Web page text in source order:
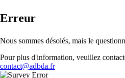
Erreur
Nous sommes désolés, mais le
Pour plus d'information, veuillez
contact@adbda.fr